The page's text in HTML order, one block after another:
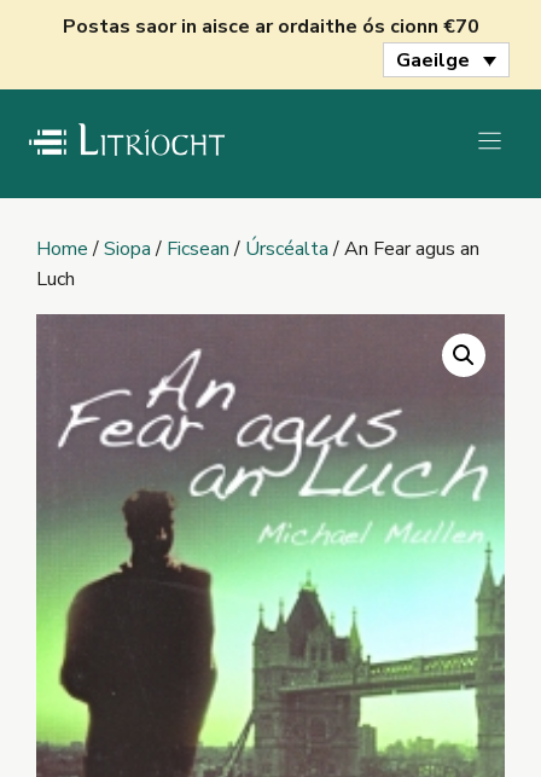
Postas saor in aisce ar ordaithe ós cionn €70
Gaeilge
Home/Siopa/ Ficsean/ Úrscéalta/ An Fear agus an
Luch